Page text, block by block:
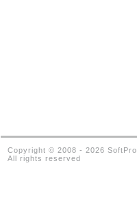
Copyright © 2008 - 2026 SoftPro
All rights reserved